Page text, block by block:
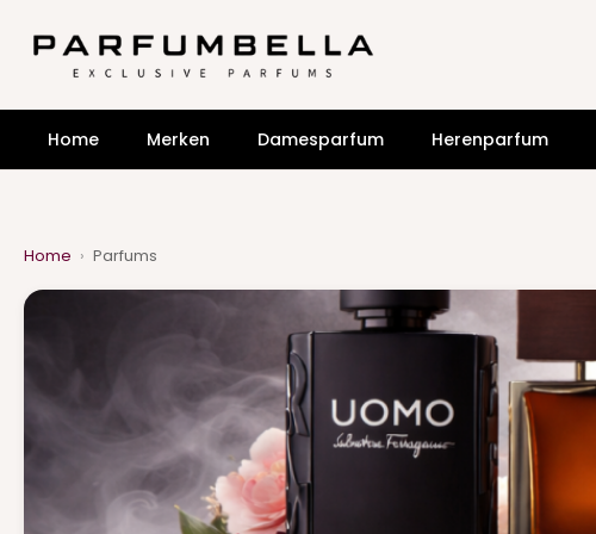
Home Merken Damesparfum Herenparfum
Home › Parfums